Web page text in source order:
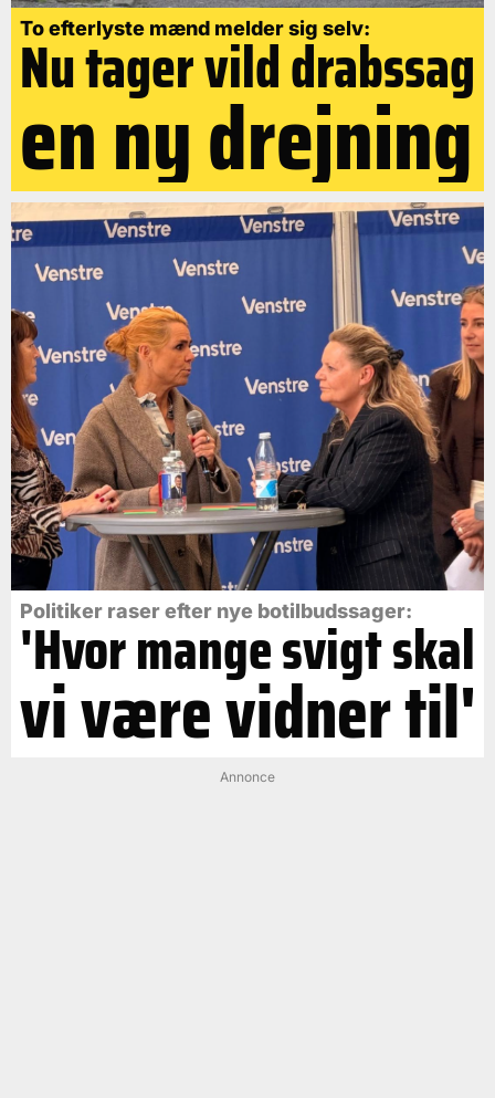
To efterlyste mænd melder sig selv:
Nu tager vild drabssag
en ny drejning
Politiker raser efter nye botilbudssager:
'Hvor mange svigt skal
vi være vidner til'
Annonce